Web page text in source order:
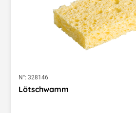
N°: 328146
Lötschwamm